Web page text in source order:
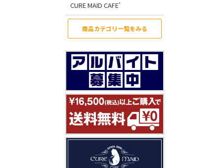
CURE MAID CAFE’
商品カテゴリ一覧をみる